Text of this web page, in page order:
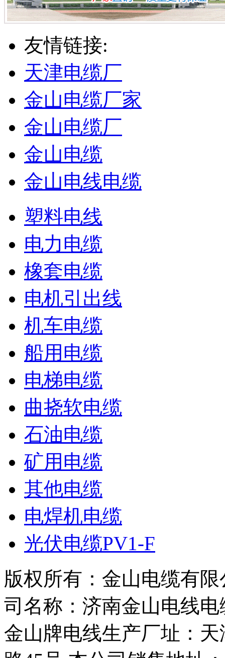
友情链接:
天津电缆厂
金山电缆厂家
金山电缆厂
金山电缆
金山电线电缆
塑料电线
电力电缆
橡套电缆
电机引出线
机车电缆
船用电缆
电梯电缆
曲挠软电缆
石油电缆
矿用电缆
其他电缆
电焊机电缆
光伏电缆PV1-F
版权所有：金山电缆有
司名称：济南金山电线
金山牌电线生产厂址：